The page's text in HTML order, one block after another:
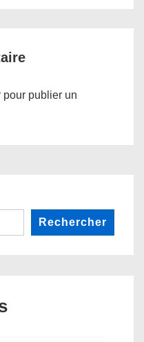
pour publier un
Rechercher